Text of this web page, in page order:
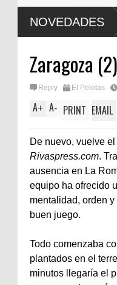
NOVEDADES
Zaragoza
Reply El Pelotas
A+ A- PRINT EMAIL
De nuevo, vuelve el
Rivaspress.com.
ausencia en La
equipo ha ofrecido
mentalidad, orden
buen juego.
Todo comenzaba
plantados en el
minutos llegaría el